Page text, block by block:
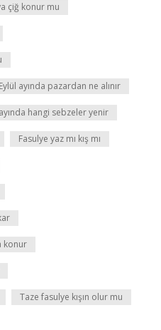
çiğ konur mu
Eylül ayında pazardan ne alınır
hangi sebzeler yenir
Fasulye yaz mı kış mı
konur
Taze fasulye kışın olur mu